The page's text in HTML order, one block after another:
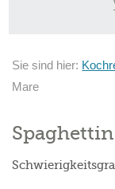
Sie sind hier:
Mare